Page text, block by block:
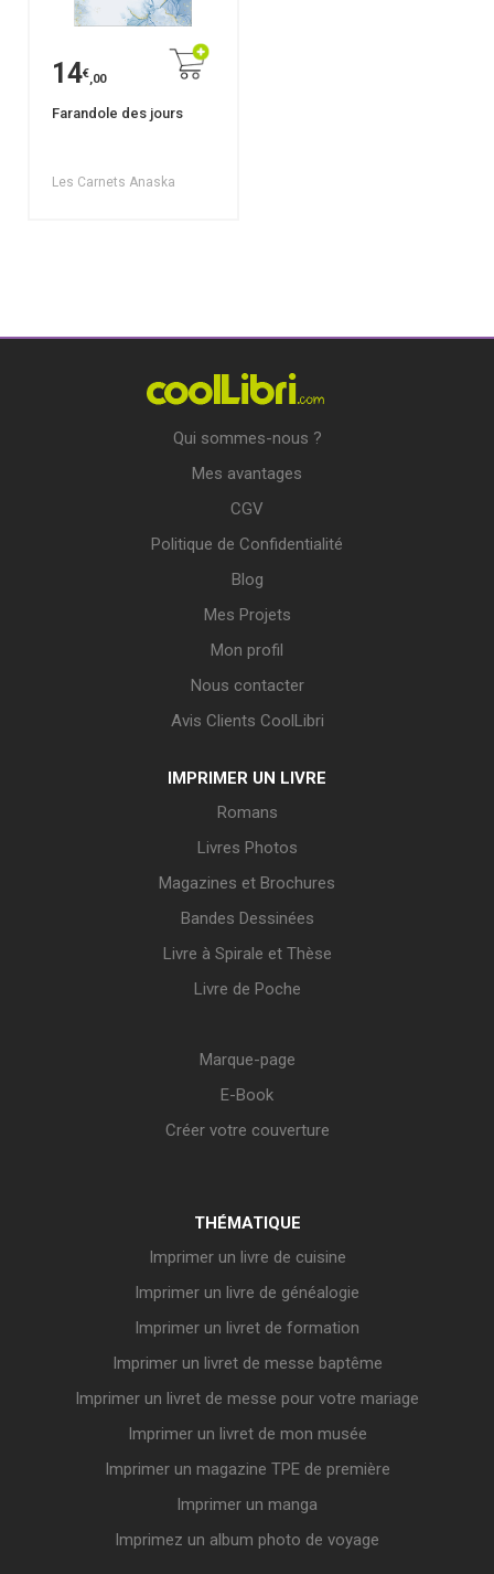
14€,00
Farandole des jours
Les Carnets Anaska
Qui sommes-nous ?
Mes avantages
CGV
Politique de Confidentialité
Blog
Mes Projets
Mon profil
Nous contacter
Avis Clients CoolLibri
IMPRIMER UN LIVRE
Romans
Livres Photos
Magazines et Brochures
Bandes Dessinées
Livre à Spirale et Thèse
Livre de Poche
Marque-page
E-Book
Créer votre couverture
THÉMATIQUE
Imprimer un livre de cuisine
Imprimer un livre de généalogie
Imprimer un livret de formation
Imprimer un livret de messe baptême
Imprimer un livret de messe pour votre mariage
Imprimer un livret de mon musée
Imprimer un magazine TPE de première
Imprimer un manga
Imprimez un album photo de voyage